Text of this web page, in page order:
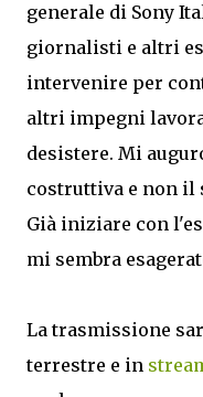
generale di Sony
giornalisti e altri
intervenire per
altri impegni
desistere. Mi
costruttiva e non il
Già iniziare con
mi sembra
La trasmissione
terrestre e in